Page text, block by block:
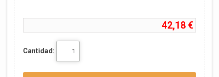
42,18 €
Cantidad: